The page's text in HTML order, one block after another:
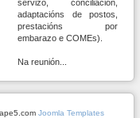
servizo, conciliación,
adaptacións de postos,
prestacións por
embarazo e COMEs).
Na reunión...
Joomla Templates